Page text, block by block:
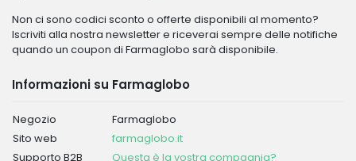
Non ci sono codici sconto o offerte disponibili al momento?
Iscriviti alla nostra newsletter e riceverai sempre delle notifiche
quando un coupon di Farmaglobo sarà disponibile.
Informazioni su Farmaglobo
Negozio
Farmaglobo
Sito web
farmaglobo.it
Supporto B2B
Questa è la vostra compagnia?